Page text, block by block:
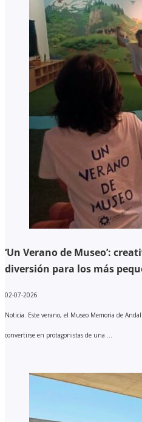
‘Un Verano de Museo’:
diversión para los más
02-07-2026
Noticia. Este verano, el Museo Memoria de
convertirse en protagonistas de una ...